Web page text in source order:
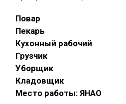
Повар
Пекарь
Кухонный рабочий
Грузчик
Уборщик
Кладовщик
Место работы: ЯНАО